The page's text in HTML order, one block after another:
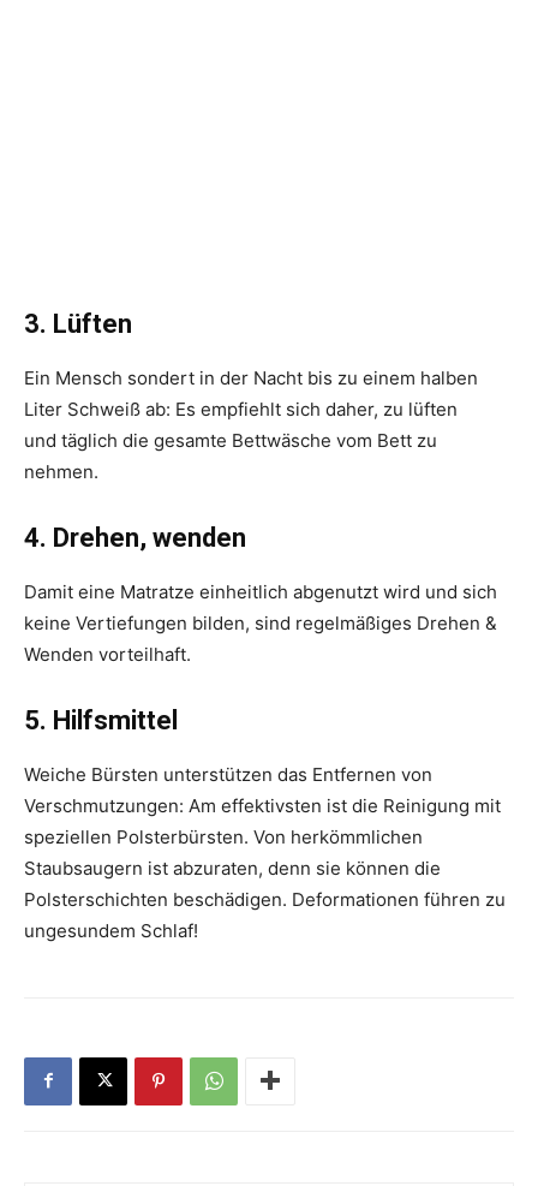
3. Lüften
Ein Mensch sondert in der Nacht bis zu einem halben
Liter Schweiß ab: Es empfiehlt sich daher, zu lüften
und täglich die gesamte Bett­wäsche vom Bett zu
nehmen.
4. Drehen, wenden
Damit eine Matratze einheitlich abgenutzt wird und sich
keine Vertiefungen bilden, sind regelmäßiges Drehen &
Wenden vorteilhaft.
5. Hilfsmittel
Weiche Bürsten unter­stützen das Entfernen von
Verschmutzungen: Am effektivsten ist die Reinigung mit
speziellen Polsterbürsten. Von herkömmlichen
Staubsaugern ist ab­zuraten, denn sie können die
Polsterschichten beschädigen. Deformationen führen zu
­ungesundem Schlaf!